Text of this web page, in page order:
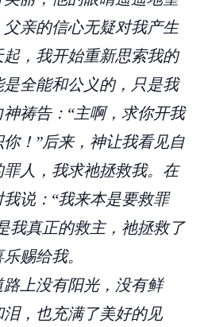
亲的信心无疑对我产生
，我开始重新思索我的
全能和公义的，只是我
祷告：“主啊，求你开我
！”后来，神让我看见自
人，我求祂拯救我。在
说：“我来本是要救罪
我真正的救主，祂拯救了
赐给我。
上没有阳光，没有鲜
，也充满了美好的见